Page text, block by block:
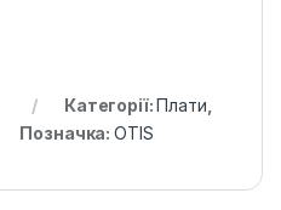
Категорії:Плати
Позначка: OTIS